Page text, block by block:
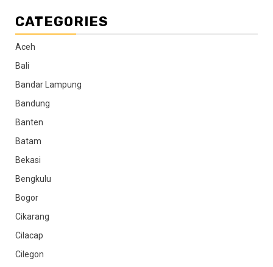
CATEGORIES
Aceh
Bali
Bandar Lampung
Bandung
Banten
Batam
Bekasi
Bengkulu
Bogor
Cikarang
Cilacap
Cilegon